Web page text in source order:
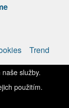
Trend
služby.
použitím.